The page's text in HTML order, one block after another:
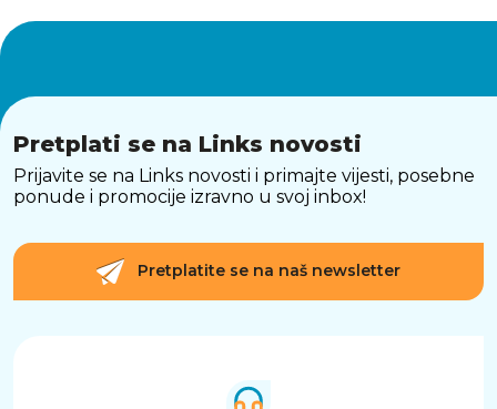
Pretplati se na Links novosti
Prijavite se na Links novosti i primajte vijesti, posebne
ponude i promocije izravno u svoj inbox!
Pretplatite se na naš newsletter